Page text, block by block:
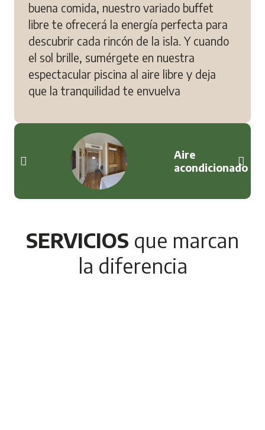
buena comida, nuestro variado buffet
libre te ofrecerá la energía perfecta para
descubrir cada rincón de la isla. Y cuando
el sol brille, sumérgete en nuestra
espectacular piscina al aire libre y deja
que la tranquilidad te envuelva
Aire
acondicionado
SERVICIOS que marcan
la diferencia